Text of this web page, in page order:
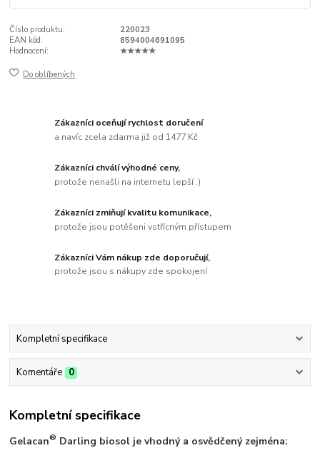
Číslo produktu:
220023
EAN kód:
8594004691095
Hodnocení:
★★★★★
Do oblíbených
Zákazníci oceňují rychlost doručení
a navíc zcela zdarma již od 1477 Kč
Zákazníci chválí výhodné ceny,
protože nenašli na internetu lepší :)
Zákazníci zmiňují kvalitu komunikace,
protože jsou potěšeni vstřícným přístupem
Zákazníci Vám nákup zde doporučují,
protože jsou s nákupy zde spokojení
Kompletní specifikace
Komentáře 0
Kompletní specifikace
Gelacan® Darling biosol je vhodný a osvědčený zejména: